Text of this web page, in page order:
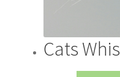
Cats